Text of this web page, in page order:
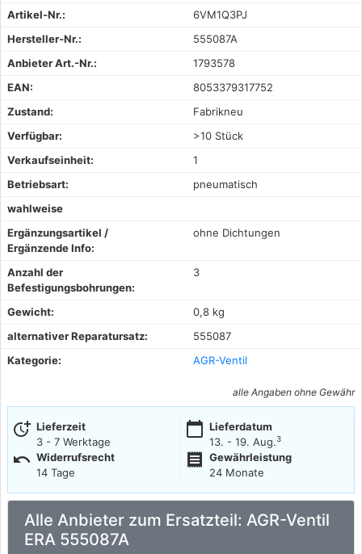
Artikel-Nr.:
6VM1Q3PJ
Hersteller-Nr.:
555087A
Anbieter Art.-Nr.:
1793578
EAN:
8053379317752
Zustand:
Fabrikneu
Verfügbar:
>10 Stück
Verkaufseinheit:
1
Betriebsart:
pneumatisch
wahlweise
Ergänzungsartikel /
Ergänzende Info:
ohne Dichtungen
Anzahl der
Befestigungsbohrungen:
3
Gewicht:
0,8 kg
alternativer Reparatursatz:
555087
Kategorie:
AGR-Ventil
alle Angaben ohne Gewähr
more_time Lieferzeit
3 - 7 Werktage
calendar_today Lieferdatum
13. - 19. Aug.3
undo Widerrufsrecht
14 Tage
receipt
Gewährleistung
24 Monate
Alle Anbieter zum Ersatzteil: AGR-Ventil
ERA 555087A